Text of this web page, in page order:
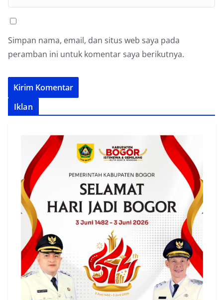
Simpan nama, email, dan situs web saya pada
peramban ini untuk komentar saya berikutnya.
Iklan